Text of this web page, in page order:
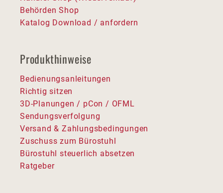
Behörden Shop
Katalog Download / anfordern
Produkthinweise
Bedienungsanleitungen
Richtig sitzen
3D-Planungen / pCon / OFML
Sendungsverfolgung
Versand & Zahlungsbedingungen
Zuschuss zum Bürostuhl
Bürostuhl steuerlich absetzen
Ratgeber